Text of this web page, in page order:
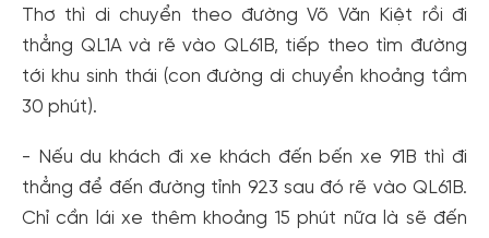
Thơ thì di chuyển theo đường Võ Văn Kiệt rồi đi
thẳng QL1A và rẽ vào QL61B, tiếp theo tìm đường
tới khu sinh thái (con đường di chuyển khoảng tầm
30 phút).
- Nếu du khách đi xe khách đến bến xe 91B thì đi
thẳng để đến đường tỉnh 923 sau đó rẽ vào QL61B.
Chỉ cần lái xe thêm khoảng 15 phút nữa là sẽ đến